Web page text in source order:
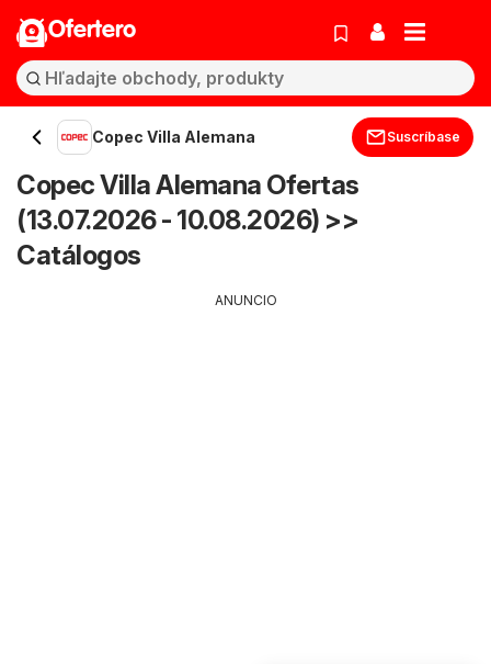
Ofertero
Copec Villa Alemana Suscríbase
Copec Villa Alemana Ofertas
(13.07.2026 - 10.08.2026) >>
Catálogos
ANUNCIO